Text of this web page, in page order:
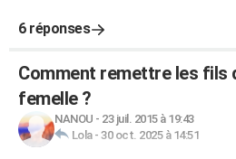
6 réponses
Comment remettre les fils
femelle ?
NANOU - 23 juil. 2015 à 19:43
Lola- 30 oct. 2025 à 14:51